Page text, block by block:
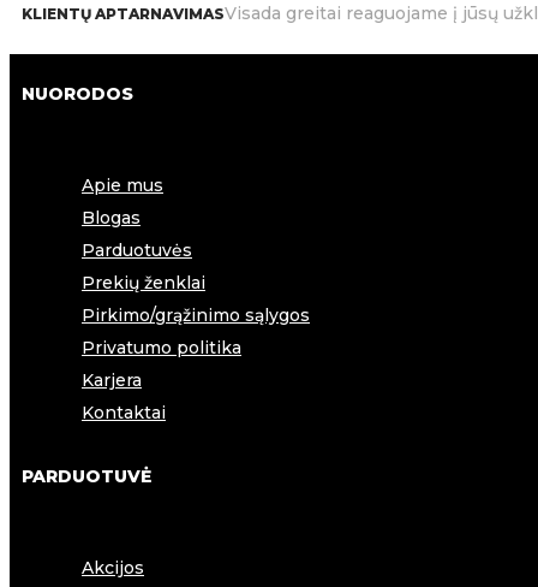
KLIENTŲ APTARNAVIMASVisada greitai reaguojame į jūsų
NUORODOS
Apie mus
Blogas
Parduotuvės
Prekių ženklai
Pirkimo/grąžinimo sąlygos
Privatumo politika
Karjera
Kontaktai
PARDUOTUVĖ
Akcijos